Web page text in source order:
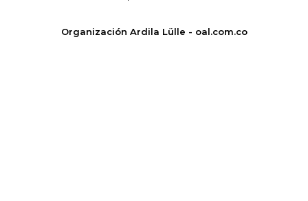
Organización Ardila Lülle - oal.com.co